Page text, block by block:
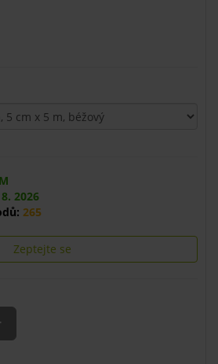
2026
265
Zeptejte se